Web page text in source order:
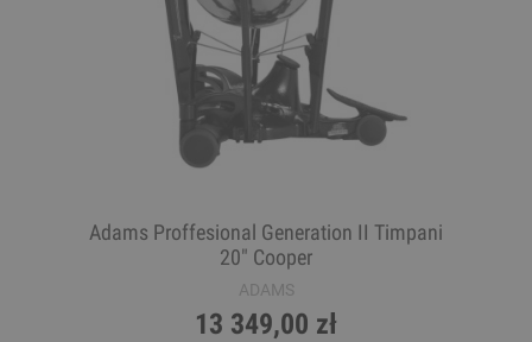
Adams Proffesional Generation II Timpani
20" Cooper
ADAMS
13 349,00 zł